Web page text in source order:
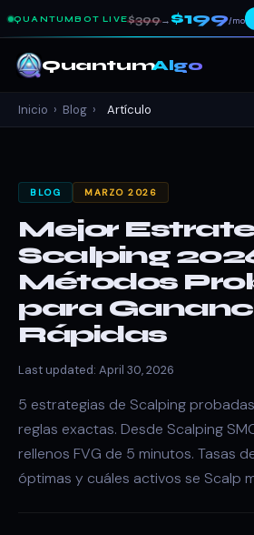
QUANTUMBOT LIVE$399→ $199/mo
QuantumAlgo
Inicio › Blog › Artículo
BLOG MARZO 2026
Mejor
Scalping
Métodos
para
Rápidas
Last updated: April 30, 2026
5 estrategias de Scalping
reglas exactas. Desde Scalping
rellenos FVG de 5 minutos. Tasas
óptimas y cuáles activos se Scalp